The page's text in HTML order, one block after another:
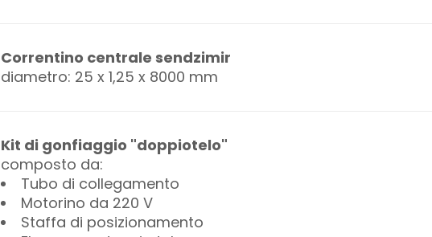
Correntino centrale sendzimir
diametro: 25 x 1,25 x 8000 mm
Kit di gonfiaggio "doppiotelo"
composto da:
Tubo di collegamento
Motorino da 220 V
Staffa di posizionamento